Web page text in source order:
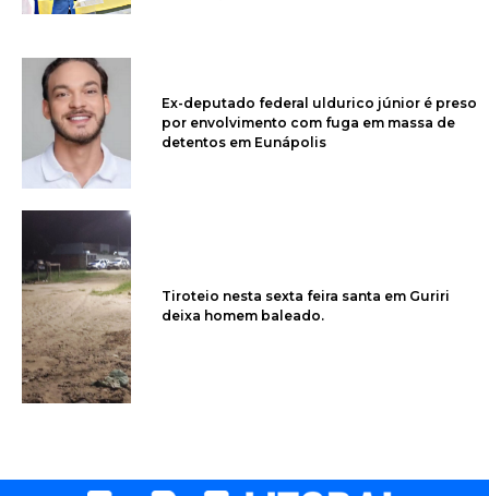
Ex-deputado federal uldurico júnior é preso
por envolvimento com fuga em massa de
detentos em Eunápolis
Tiroteio nesta sexta feira santa em Guriri
deixa homem baleado.